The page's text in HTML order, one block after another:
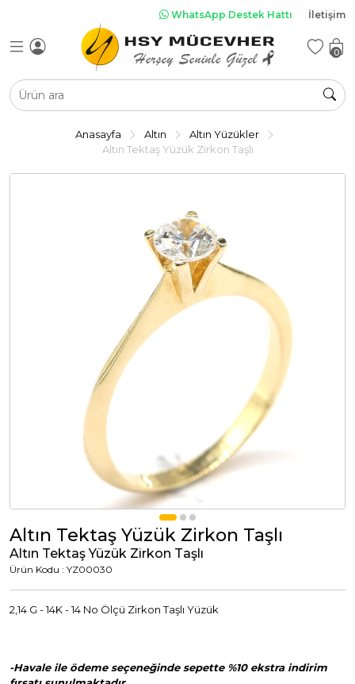
WhatsApp Destek Hattı İletişim
0
Anasayfa Altın
Altın Yüzükler
Altın Tektaş Yüzük Zirkon Taşlı
Altın Tektaş Yüzük Zirkon Taşlı
Altın Tektaş Yüzük Zirkon Taşlı
Ürün Kodu : YZ00030
2,14 G - 14K - 14 No Ölçü Zirkon Taşlı Yüzük
-Havale ile ödeme seçeneğinde sepette %10 ekstra indirim